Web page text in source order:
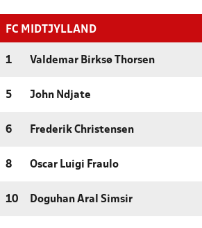
FC MIDTJYLLAND
1 Valdemar Birksø Thorsen
5 John Ndjate
6 Frederik Christensen
8 Oscar Luigi Fraulo
10 Doguhan Aral Simsir